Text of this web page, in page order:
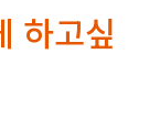
하고싶